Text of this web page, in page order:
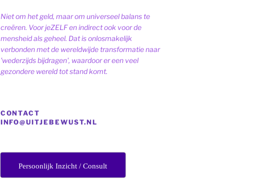
Niet om het geld, maar om universeel balans te
creëren. Voor jeZELF en indirect ook voor de
mensheid als geheel. Dat is onlosmakelijk
verbonden met de wereldwijde transformatie naar
'wederzijds bijdragen', waardoor er een veel
gezondere wereld tot stand komt.
CONTACT
INFO@UITJEBEWUST.NL
Persoonlijk Inzicht / Consult